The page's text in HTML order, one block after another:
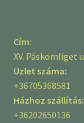
Cím:
XV. Páskomliget
Üzlet száma:
+36705368581
Házhoz szállítás:
+36202650136